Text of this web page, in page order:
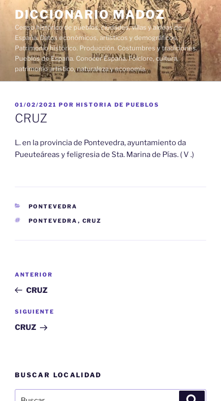
contenido
DICCIONARIO MADOZ
Censo histórico de pueblos, ciudades, villas y aldeas de
España. Datos económicos, artísticos y demográficos.
Patrimonio histórico. Producción. Costumbres y tradiciones.
Pueblos de España. Conocer España. Folclore, cultura,
patrimonio artístico, naturaleza y economía.
PUBLICADO
EL
01/02/2021 POR HISTORIA DE PUEBLOS
CRUZ
L. en la provincia de Pontevedra, ayuntamiento da
Pueuteáreas y feligresia de Sta. Marina de Pías. ( V .)
CATEGORÍAS
PONTEVEDRA
ETIQUETAS
PONTEVEDRA , CRUZ
entradas
Entrada
anterior:
ANTERIOR
CRUZ
Siguiente
entrada
SIGUIENTE
CRUZ
BUSCAR LOCALIDAD